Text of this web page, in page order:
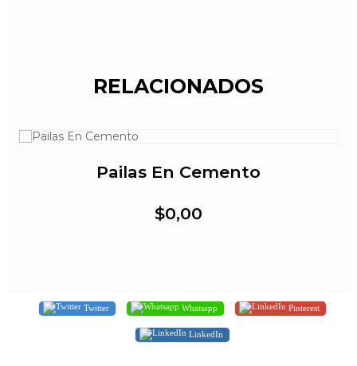
RELACIONADOS
Pailas En Cemento
$0,00
Twitter Whatsapp Pinterest
LinkedIn